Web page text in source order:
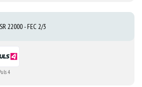
22000 - FEC 2/3
4